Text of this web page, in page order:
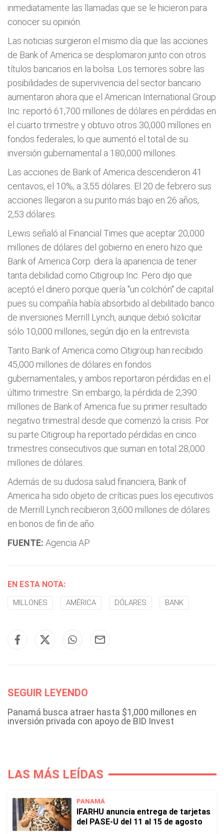
inmediatamente las llamadas que se le hicieron para
conocer su opinión.
Las noticias surgieron el mismo día que las acciones
de Bank of America se desplomaron junto con otros
títulos bancarios en la bolsa. Los temores sobre las
posibilidades de supervivencia del sector bancario
aumentaron ahora que el American International Group
Inc. reportó 61,700 millones de dólares en pérdidas en
el cuarto trimestre y obtuvo otros 30,000 millones en
fondos federales, lo que aumentó el total de su
inversión gubernamental a 180,000 millones.
Las acciones de Bank of America descendieron 41
centavos, el 10%, a 3,55 dólares. El 20 de febrero sus
acciones llegaron a su punto más bajo en 26 años,
2,53 dólares.
Lewis señaló al Financial Times que aceptar 20,000
millones de dólares del gobierno en enero hizo que
Bank of America Corp. diera la apariencia de tener
tanta debilidad como Citigroup Inc. Pero dijo que
aceptó el dinero porque quería "un colchón" de capital
pues su compañía había absorbido al debilitado banco
de inversiones Merrill Lynch, aunque debió solicitar
sólo 10,000 millones, según dijo en la entrevista.
Tanto Bank of America como Citigroup han recibido
45,000 millones de dólares en fondos
gubernamentales, y ambos reportaron pérdidas en el
último trimestre. Sin embargo, la pérdida de 2,390
millones de Bank of America fue su primer resultado
negativo trimestral desde que comenzó la crisis. Por
su parte Citigroup ha reportado pérdidas en cinco
trimestres consecutivos que suman en total 28,000
millones de dólares.
Además de su dudosa salud financiera, Bank of
America ha sido objeto de críticas pues los ejecutivos
de Merrill Lynch recibieron 3,600 millones de dólares
en bonos de fin de año.
FUENTE: Agencia AP
EN ESTA NOTA:
MILLONES AMÉRICA DÓLARES BANK
SEGUIR LEYENDO
Panamá busca atraer hasta $1,000 millones en
inversión privada con apoyo de BID Invest
LAS MÁS LEÍDAS
PANAMÁ
IFARHU anuncia entrega de tarjetas
del PASE-U del 11 al 15 de agosto